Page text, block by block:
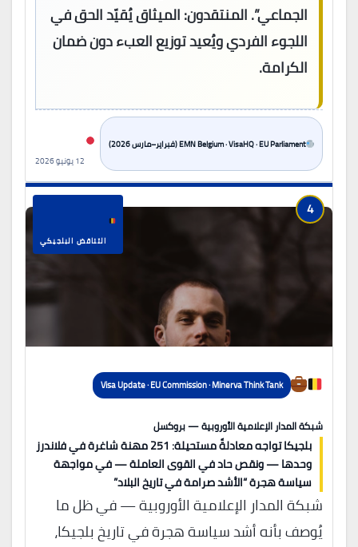
الجماعي”. المنتقدون: الميثاق يُقيّد الحق في
اللجوء الفردي ويُعيد توزيع العبء دون ضمان
الكرامة.
EMN Belgium · VisaHQ · EU Parliament (فبراير–مارس 2026)
4
التناقض البلجيكي
Visa Update · EU Commission · Minerva Think Tank
شبكة المدار الإعلامية الأوروبية — بروكسل
بلجيكا تواجه معادلةً مستحيلة: 251 مهنة شاغرة في فلاندرز
وحدها — ونقص حاد في القوى العاملة — في مواجهة
سياسة هجرة “الأشد صرامة في تاريخ البلاد”
شبكة المدار الإعلامية الأوروبية — في ظل ما
يُوصف بأنه أشد سياسة هجرة في تاريخ بلجيكا،